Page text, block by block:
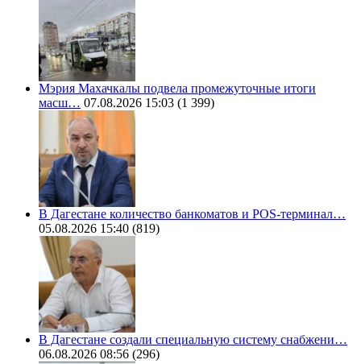
Мэрия Махачкалы подвела промежуточные итоги
масш… 07.08.2026 15:03 (1 399)
В Дагестане количество банкоматов и POS-терминал…
05.08.2026 15:40 (819)
В Дагестане создали специальную систему снабжени…
06.08.2026 08:56 (296)